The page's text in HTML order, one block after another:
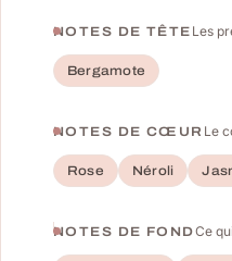
NOTES DE TÊTE Les
Bergamote
NOTES DE CŒUR Le
Rose Néroli
NOTES DE FONDCe